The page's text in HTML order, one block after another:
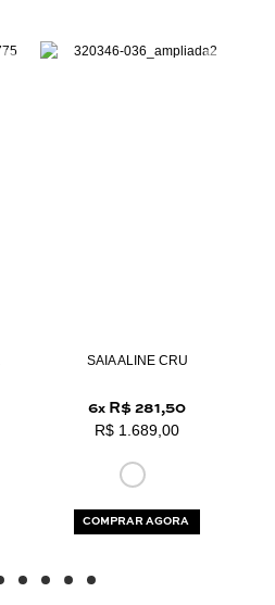
SAIA ALINE CRU
6x R$ 281,50
R$ 1.689,00
COMPRAR AGORA